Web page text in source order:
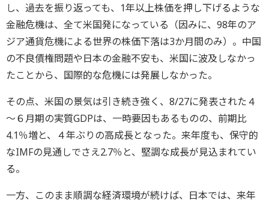
し、過去を振り返っても、1年以上株価を押し下げるような
金融危機は、全て米国発になっている（因みに、98年のア
ジア通貨危機による世界の株価下落は3か月間のみ）。中国
の不良債権問題や日本の金融不安も、米国に波及しなかっ
たことから、国際的な危機には発展しなかった。
その点、米国の景気は引き続き強く、8/27に発表された４
～６月期の実質GDPは、一時要因もあるものの、前期比
4.1％増と、４年ぶりの高成長となった。来年度も、保守的
なIMFの見通しでさえ2.7％と、堅調な成長が見込まれてい
る。
一方、このまま順調な経済環境が続けば、日本では、来年